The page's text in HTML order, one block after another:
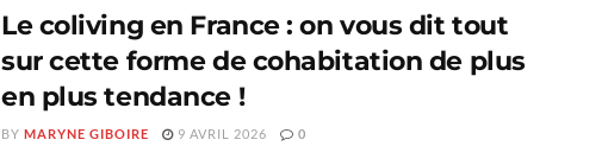
Le coliving en France : on vous dit tout
sur cette forme de cohabitation de plus
en plus tendance !
BY MARYNE GIBOIRE 9 AVRIL 2026 0